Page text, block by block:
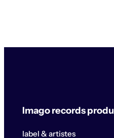
Imago records
label & artistes